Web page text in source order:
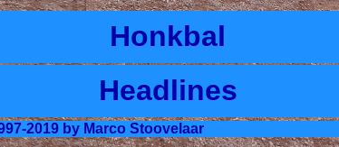
Honkbal
Headlines
2019 by Marco Stoovelaar